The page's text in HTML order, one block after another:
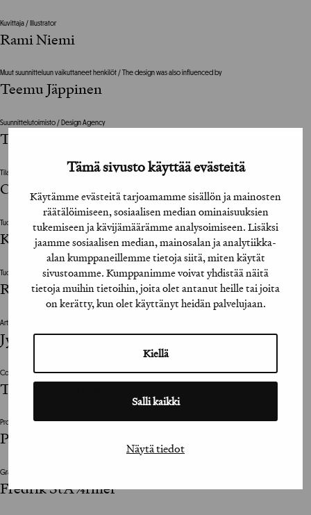
Tämä sivusto käyttää evästeitä
Käytämme evästeitä tarjoamamme sisällön ja mainosten
räätälöimiseen, sosiaalisen median ominaisuuksien
tukemiseen ja kävijämäärämme analysoimiseen. Lisäksi
jaamme sosiaalisen median, mainosalan ja analytiikka-
alan kumppaneillemme tietoja siitä, miten käytät
sivustoamme. Kumppanimme voivat yhdistää näitä
tietoja muihin tietoihin, joita olet antanut heille tai joita
on kerätty, kun olet käyttänyt heidän palvelujaan.
Kiellä
Salli kaikki
Näytä tiedot
Kuvittaja / Illustrator
Rami Niemi
Muut suunnitteluun vaikuttaneet henkilöt / The design was also influenced by
Teemu Jäppinen
Suunnittelutoimisto / Design Agency
Taivas
Tilaajan vastuuhenkilö / Clients Representative
Corinne Björkenheim
Tuottaja / Producer
Kari Piirainen, Petra Koivisto
Tuotantoyhtiö / Production House
Rinki, Pekka Finland
Art Director
Jyrki Poutanen
Copywriter
Timo Silvennoinen
Projektinjohto / Project Management
Päivi Tuomisto
Graafinen suunnittelija / Graphic Designer
Fredrik StÃ¼rmer